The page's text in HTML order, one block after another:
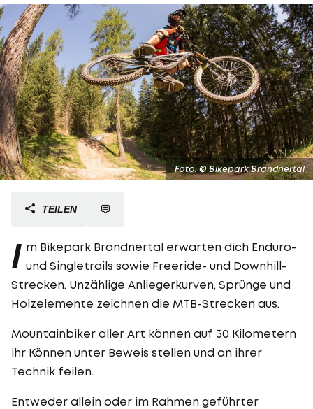
Foto: © Bikepark Brandnertal
TEILEN
I m Bikepark Brandnertal erwarten dich Enduro-
und Singletrails sowie Freeride- und Downhill-
Strecken. Unzählige Anliegerkurven, Sprünge und
Holzelemente zeichnen die MTB-Strecken aus.
Mountainbiker aller Art können auf 30 Kilometern
ihr Können unter Beweis stellen und an ihrer
Technik feilen.
Entweder allein oder im Rahmen geführter